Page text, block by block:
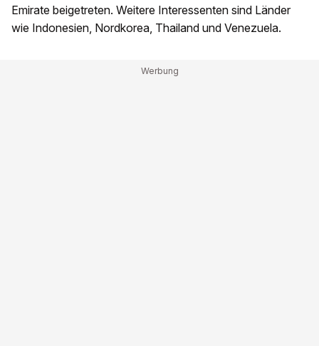
Emirate beigetreten. Weitere Interessenten sind Länder
wie Indonesien, Nordkorea, Thailand und Venezuela.